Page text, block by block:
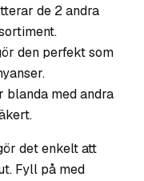
de 2 andra
den perfekt som
blanda med andra
det enkelt att
Fyll på med